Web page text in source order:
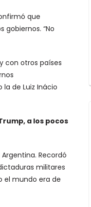
que
“No
con otros países
de Luiz Inácio
a los pocos
Recordó
militares
el mundo era de